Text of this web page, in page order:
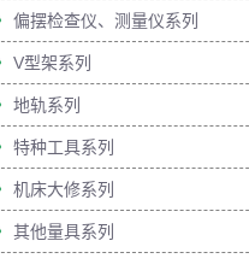
偏摆检查仪、测量仪系列
V型架系列
地轨系列
特种工具系列
机床大修系列
其他量具系列